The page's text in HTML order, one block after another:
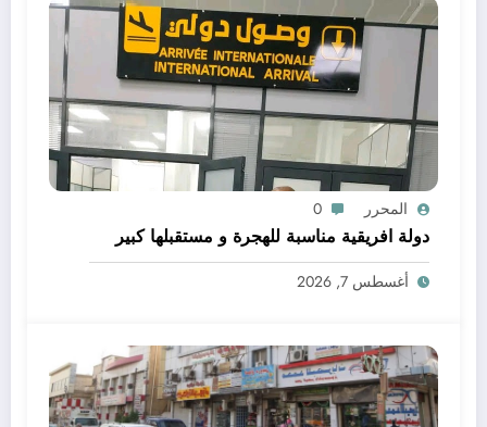
المحرر 0
دولة افريقية مناسبة للهجرة و مستقبلها كبير
أغسطس 7, 2026